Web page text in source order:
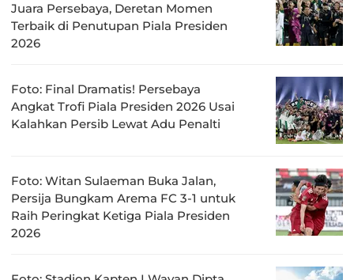
Juara Persebaya, Deretan Momen
Terbaik di Penutupan Piala Presiden
2026
Foto: Final Dramatis! Persebaya
Angkat Trofi Piala Presiden 2026 Usai
Kalahkan Persib Lewat Adu Penalti
Foto: Witan Sulaeman Buka Jalan,
Persija Bungkam Arema FC 3-1 untuk
Raih Peringkat Ketiga Piala Presiden
2026